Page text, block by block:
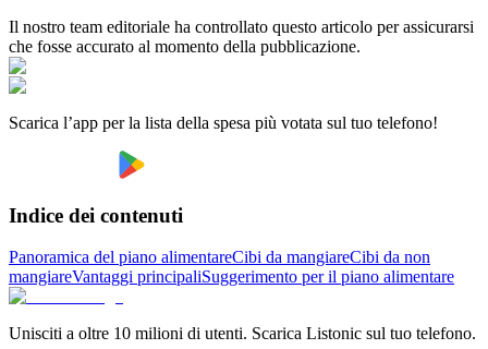
Il nostro team editoriale ha controllato questo articolo per assicurarsi
che fosse accurato al momento della pubblicazione.
Scarica l’app per la lista della spesa più votata sul tuo telefono!
Indice dei contenuti
Panoramica del piano alimentareCibi da mangiareCibi da non
mangiareVantaggi principaliSuggerimento per il piano alimentare
Unisciti a oltre 10 milioni di utenti. Scarica Listonic sul tuo telefono.